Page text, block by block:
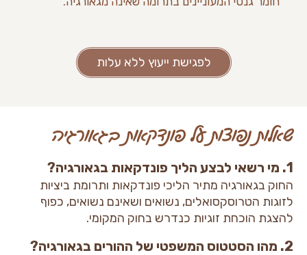
לפגישת ייעוץ ללא עלות
שאלות נפוצות על פונדקאות בגאורגיה
1. מי רשאי לבצע הליך פונדקאות בגאורגיה?
החוק בגאורגיה מתיר הליכי פונדקאות ותרומת ביציות
לזוגות הטרוסקסואלים, נשואים ושאינם נשואים, כפוף
להצגת הוכחת זוגיות כנדרש בחוק המקומי.
2. מהו הסטטוס המשפטי של ההורים בגאורגיה?